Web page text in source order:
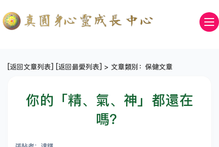
[返回文章列表] [返回最愛列表] > 文章類別：保健文章
你的「精、氣、神」都還在
嗎？